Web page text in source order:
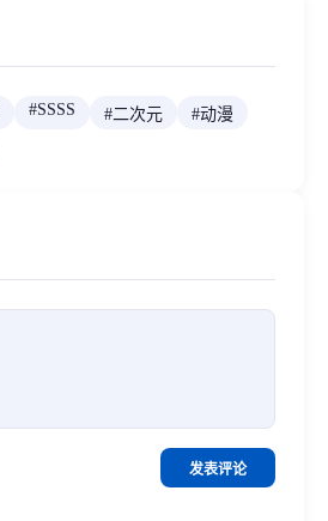
#SSSS #二次元 #动漫
发表评论